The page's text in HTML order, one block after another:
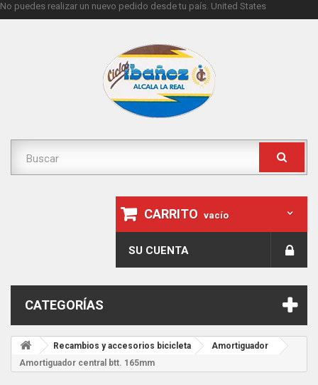
No puedes realizar un nuevo pedido desde tu país. United States
CARRITO vacío
SU CUENTA
CATEGORÍAS
Recambios y accesorios bicicleta
Amortiguador
Amortiguador central btt. 165mm